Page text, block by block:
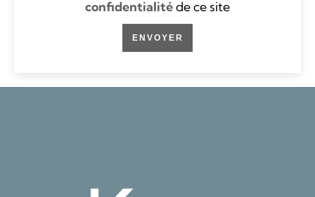
confidentialitéde ce site
ENVOYER